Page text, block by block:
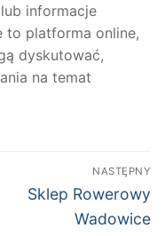
informacje
to platforma online,
dyskutować,
na temat
NASTĘPNY
Następny
Sklep Rowerowy
Wadowice